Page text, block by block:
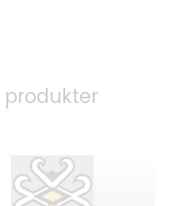
produkter